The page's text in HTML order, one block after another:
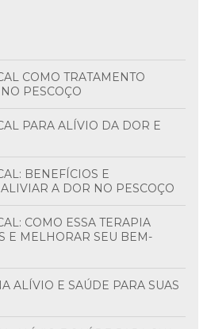
PESCOÇO
A DOR NO PESCOÇO
E MELHORAR SEU BEM-